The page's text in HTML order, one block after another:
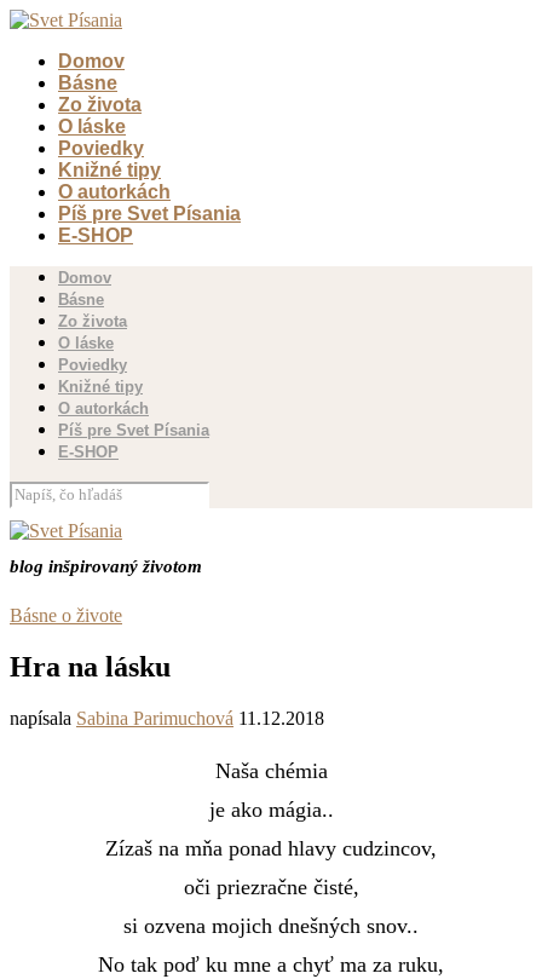
Domov
Básne
Zo života
O láske
Poviedky
Knižné tipy
O autorkách
Píš pre Svet Písania
E-SHOP
Domov
Básne
Zo života
O láske
Poviedky
Knižné tipy
O autorkách
Píš pre Svet Písania
E-SHOP
blog inšpirovaný životom
Básne o živote
Hra na lásku
napísala Sabina Parimuchová 11.12.2018
Naša chémia
je ako mágia..
Zízaš na mňa ponad hlavy cudzincov,
oči priezračne čisté,
si ozvena mojich dnešných snov..
No tak poď ku mne a chyť ma za ruku,